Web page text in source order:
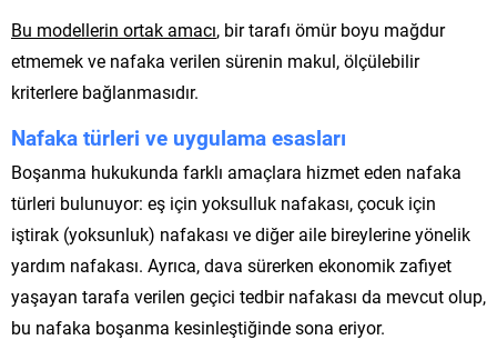
Bu modellerin ortak amacı, bir tarafı ömür boyu mağdur
etmemek ve nafaka verilen sürenin makul, ölçülebilir
kriterlere bağlanmasıdır.
Nafaka türleri ve uygulama esasları
Boşanma hukukunda farklı amaçlara hizmet eden nafaka
türleri bulunuyor: eş için yoksulluk nafakası, çocuk için
iştirak (yoksunluk) nafakası ve diğer aile bireylerine yönelik
yardım nafakası. Ayrıca, dava sürerken ekonomik zafiyet
yaşayan tarafa verilen geçici tedbir nafakası da mevcut olup,
bu nafaka boşanma kesinleştiğinde sona eriyor.